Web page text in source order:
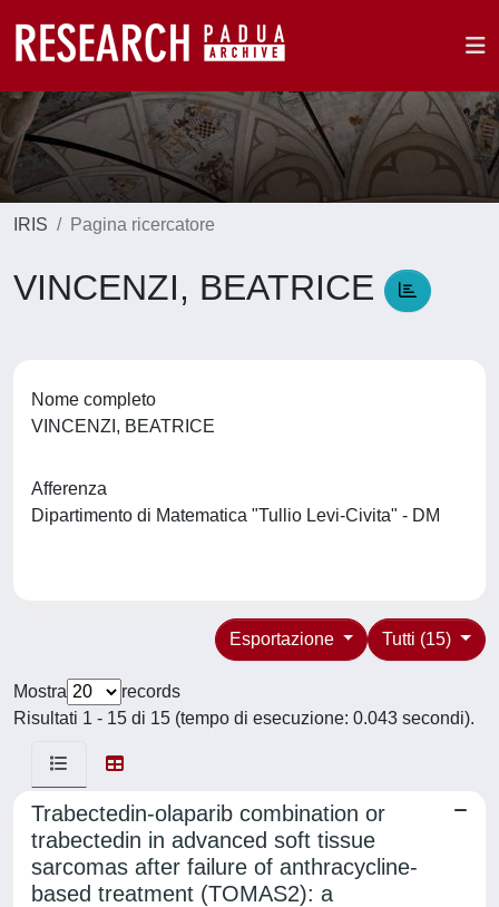
IRIS Pagina ricercatore
VINCENZI, BEATRICE
Nome completo
VINCENZI, BEATRICE
Afferenza
Dipartimento di Matematica "Tullio Levi-Civita" - DM
Tutti (15)
Esportazione
Mostra
records
Risultati 1 - 15 di 15 (tempo di esecuzione: 0.043 secondi).
Trabectedin-olaparib combination or
trabectedin in advanced soft tissue
sarcomas after failure of anthracycline-
based treatment (TOMAS2): a